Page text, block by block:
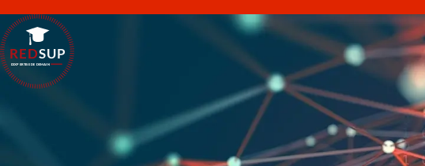
L'EXPERTISE DE DEMAIN
SUP
RED